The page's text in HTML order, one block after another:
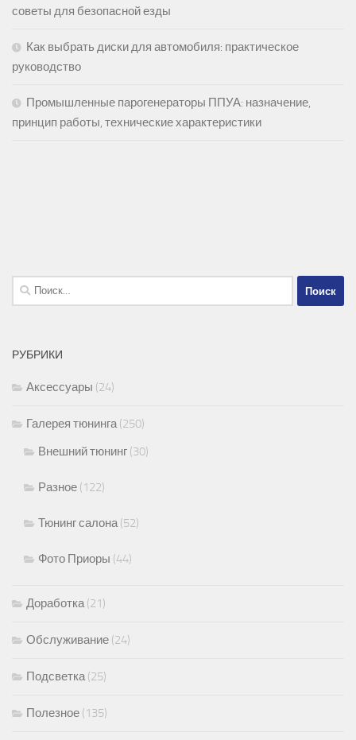
советы для безопасной езды
Как выбрать диски для автомобиля: практическое
руководство
Промышленные парогенераторы ППУА: назначение,
принцип работы, технические характеристики
Найти:
РУБРИКИ
Аксессуары (24)
Галерея тюнинга(250)
Внешний тюнинг (30)
Разное (122)
Тюнинг салона(52)
Фото Приоры (44)
Доработка(21)
Обслуживание (24)
Подсветка(25)
Полезное (135)